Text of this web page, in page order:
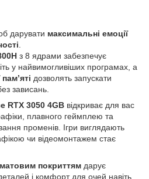
дарувати максимальні емоції
з 8 ядрами забезпечує
у найвимогливіших програмах, а
дозволять запускати
зависань.
RTX 3050 4GB відкриває для вас
плавного геймплею та
променів. Ігри виглядають
чи відеомонтажем стає
покриттям дарує
і комфорт для очей навіть